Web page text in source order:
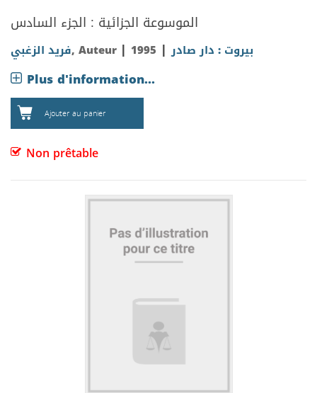
الموسوعة الجزائية : الجزء السادس
فريد الزغبي, Auteur | بيروت : دار صادر|
1995
Plus d'information...
Ajouter au panier
Non prêtable